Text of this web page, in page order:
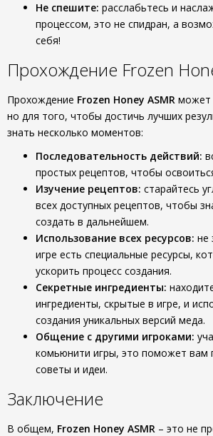
Не спешите: расслабьтесь и
процессом, это не спидран, а
себя!
Прохождение Frozen
Прохождение Frozen Honey ASMR может
но для того, чтобы достичь лучших
знать несколько моментов:
Последовательность действий:
простых рецептов, чтобы
Изучение рецептов: старайтесь
всех доступных рецептов, чтобы
создать в дальнейшем.
Использование всех ресурсов: не
игре есть специальные ресурсы,
ускорить процесс создания.
Секретные ингредиенты:
ингредиенты, скрытые в игре, и
создания уникальных версий меда.
Общение с другими игроками:
комьюнити игры, это поможет вам
советы и идеи.
Заключение
В общем, Frozen Honey ASMR – это не